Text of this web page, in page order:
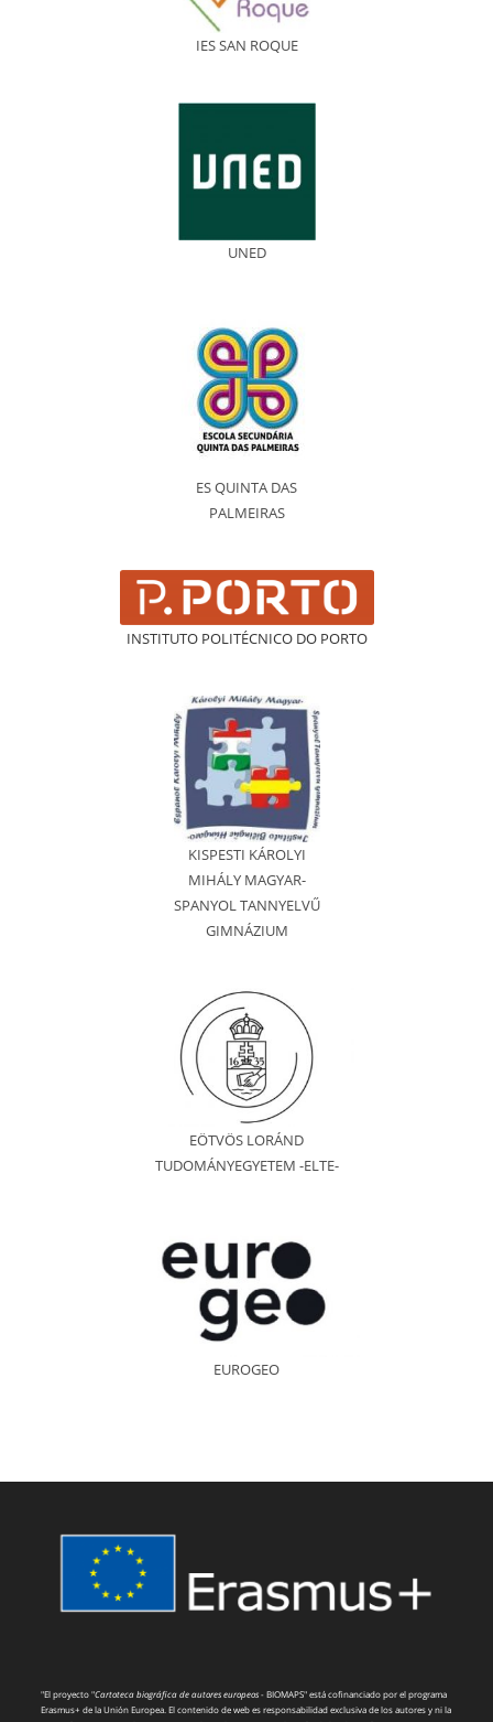
IES SAN ROQUE
UNED
ES QUINTA DAS
PALMEIRAS
INSTITUTO POLITÉCNICO DO PORTO
KISPESTI KÁROLYI
MIHÁLY MAGYAR-
SPANYOL TANNYELVŰ
GIMNÁZIUM
EÖTVÖS LORÁND
TUDOMÁNYEGYETEM -ELTE-
EUROGEO
"El proyecto "Cartoteca biográfica de autores europeos- BIOMAPS" está cofinanciado por el programa
Erasmus+ de la Unión Europea. El contenido de web es responsabilidad exclusiva de los autores y ni la